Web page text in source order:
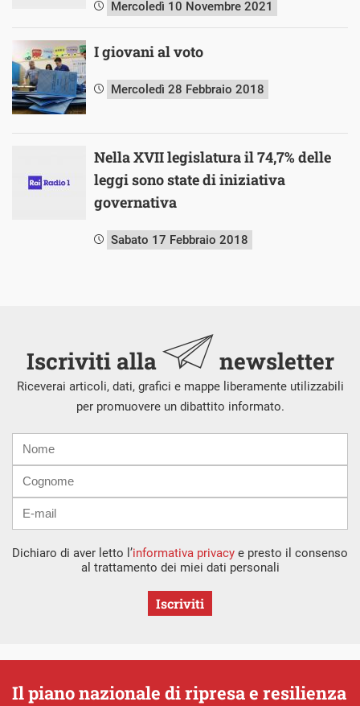
Mercoledì 10 Novembre 2021
I giovani al voto
Mercoledì 28 Febbraio 2018
Nella XVII legislatura il 74,7% delle
leggi sono state di iniziativa
governativa
Sabato 17 Febbraio 2018
Iscriviti alla newsletter
Riceverai articoli, dati, grafici e mappe liberamente utilizzabili
per promuovere un dibattito informato.
mail
Dichiaro di aver letto l’informativa privacy e presto il consenso
al trattamento dei miei dati personali
Iscriviti
Il piano nazionale di ripresa e resilienza